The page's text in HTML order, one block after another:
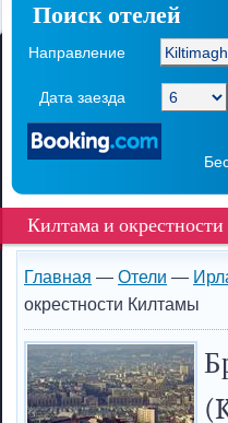
Поиск отелей
Направление
Дата заезда
Килтама и
Главная — Отели —
окрестности Килтамы